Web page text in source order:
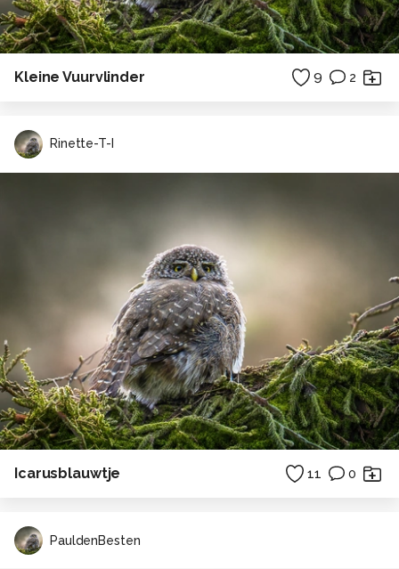
Kleine Vuurvlinder 9 2
Rinette-T-I
Icarusblauwtje 11 0
PauldenBesten